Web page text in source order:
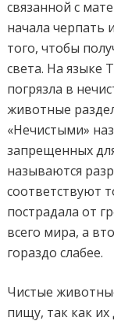
связанной с
начала черпать
того, чтобы
света. На языке
погрязла в
животные
«Нечистыми»
запрещенных
называются
соответствуют
пострадала от
всего мира, а
гораздо слабее.
Чистые
пищу, так как их